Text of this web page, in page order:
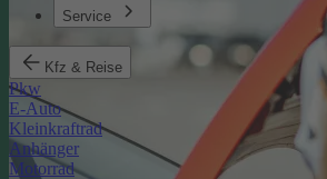
Service
Kfz & Reise
Pkw
E-Auto
Kleinkraftrad
Anhänger
Motorrad